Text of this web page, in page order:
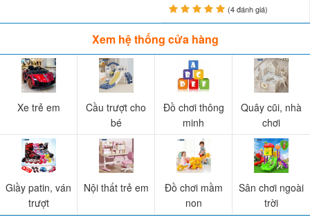
VIDEO Review bàn bóng đá bi lắc cho bé XJ808-1
(4 đánh giá)
Xem hệ thống cửa hàng
Xe trẻ em
Cầu trượt cho
bé
Đồ chơi thông
minh
Quây cũi, nhà
chơi
Giầy patin, ván
trượt
Nội thất trẻ em
Đồ chơi mầm
non
Sân chơi ngoài
trời